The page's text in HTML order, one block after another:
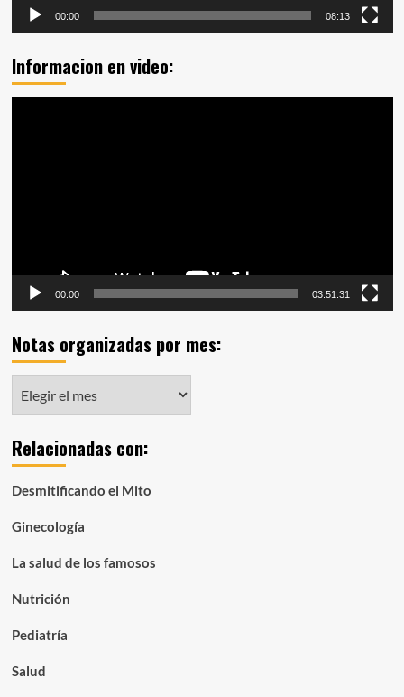
00:00 08:13
Informacion en video:
00:00 03:51:31
Notas organizadas por mes:
organizadas
mes:
Relacionadas con:
Desmitificando el Mito
Ginecología
La salud de los famosos
Nutrición
Pediatría
Salud